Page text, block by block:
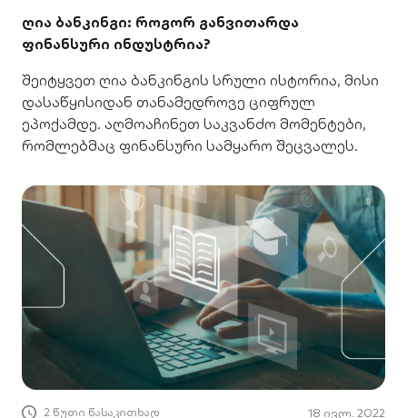
ღია ბანკინგი: როგორ განვითარდა
ფინანსური ინდუსტრია?
შეიტყვეთ ღია ბანკინგის სრული ისტორია, მისი
დასაწყისიდან თანამედროვე ციფრულ
ეპოქამდე. აღმოაჩინეთ საკვანძო მომენტები,
რომლებმაც ფინანსური სამყარო შეცვალეს.
2 წუთი წასაკითხად 18 ივლ. 2022